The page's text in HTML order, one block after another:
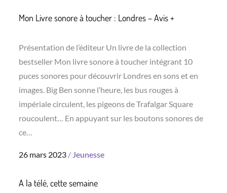
Mon Livre sonore à toucher : Londres – Avis +
Présentation de l’éditeur Un livre de la collection
bestseller Mon livre sonore à toucher intégrant 10
puces sonores pour découvrir Londres en sons et en
images. Big Ben sonne l’heure, les bus rouges à
impériale circulent, les pigeons de Trafalgar Square
roucoulent… En appuyant sur les boutons sonores de
ce…
Posted
26 mars 2023 Jeunesse
A la télé, cette semaine